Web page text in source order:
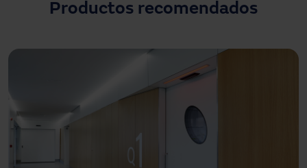
Productos recomendados